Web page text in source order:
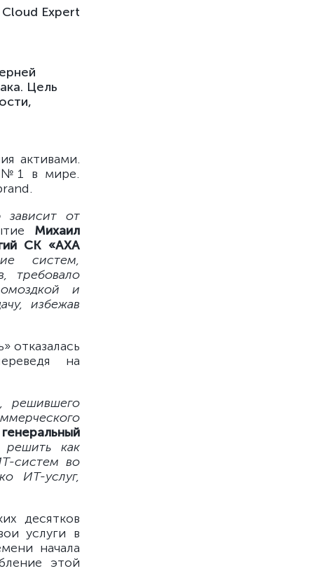
Expert
Цель
активами.
№1 в мире.
зависит от
Михаил
СК «АХА
систем,
требовало
и
избежав
отказалась
на
решившего
решить как
систем во
ИТ-услуг,
десятков
услуги в
начала
этой